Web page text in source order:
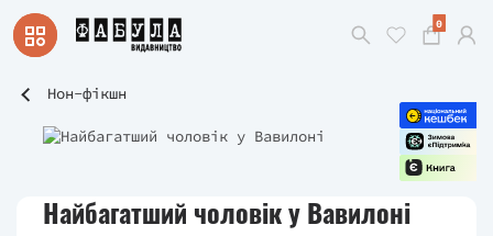
0
Нон-фікшн
Найбагатший чоловік у Вавилоні